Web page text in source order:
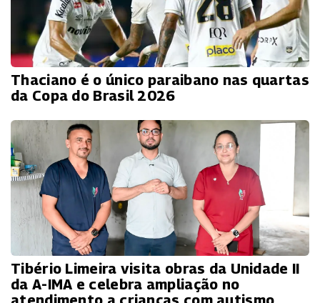
Thaciano é o único paraibano nas quartas
da Copa do Brasil 2026
Tibério Limeira visita obras da Unidade II
da A-IMA e celebra ampliação no